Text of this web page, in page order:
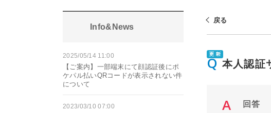
Info&News
2025/05/14 11:00
【ご案内】一部端末にて顔認証後にポ
ケパル払いQRコードが表示されない件
について
2023/03/10 07:00
戻る
本人認証
回答